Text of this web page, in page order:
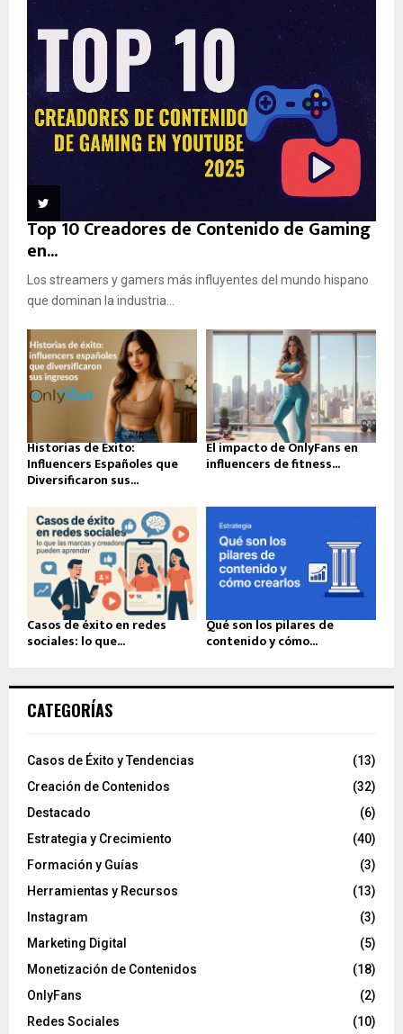
Top 10 Creadores de Contenido de Gaming
en...
Los streamers y gamers más influyentes del mundo hispano
que dominan la industria...
Historias de Éxito:
Influencers Españoles que
Diversificaron sus...
El impacto de OnlyFans en
influencers de fitness...
Casos de éxito en redes
sociales: lo que...
Qué son los pilares de
contenido y cómo...
CATEGORÍAS
Casos de Éxito y Tendencias
(13)
Creación de Contenidos
(32)
Destacado
(6)
Estrategia y Crecimiento
(40)
Formación y Guías
(3)
Herramientas y Recursos
(13)
Instagram
(3)
Marketing Digital
(5)
Monetización de Contenidos
(18)
OnlyFans
(2)
Redes Sociales
(10)